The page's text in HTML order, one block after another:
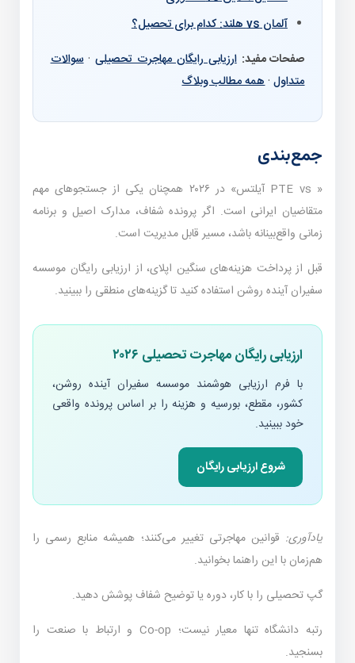
آلمان vs هلند: کدام برای تحصیل؟
صفحات مفید: ارزیابی رایگان مهاجرت تحصیلی·سوالات
متداول·همه مطالب وبلاگ
جمع‌بندی
« PTE vs آیلتس» در ۲۰۲۶ همچنان یکی از جستجوهای مهم
متقاضیان ایرانی است. اگر پرونده شفاف، مدارک اصیل و برنامه
زمانی واقع‌بینانه باشد، مسیر قابل مدیریت است.
قبل از پرداخت هزینه‌های سنگین اپلای، از ارزیابی رایگان موسسه
سفیران آینده روشن استفاده کنید تا گزینه‌های منطقی را ببینید.
ارزیابی رایگان مهاجرت تحصیلی ۲۰۲۶
با فرم ارزیابی هوشمند موسسه سفیران آینده روشن،
کشور، مقطع، بورسیه و هزینه را بر اساس پرونده واقعی
خود ببینید.
شروع ارزیابی رایگان
یادآوری: قوانین مهاجرتی تغییر می‌کنند؛ همیشه منابع رسمی را
هم‌زمان با این راهنما بخوانید.
گپ تحصیلی را با کار، دوره یا توضیح شفاف پوشش دهید.
رتبه دانشگاه تنها معیار نیست؛ Co-op و ارتباط با صنعت را
بسنجید.